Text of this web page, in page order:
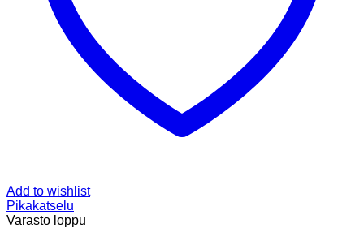
Add to wishlist
Pikakatselu
Varasto loppu